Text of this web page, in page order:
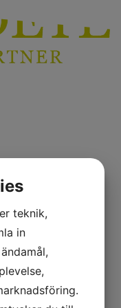
teknik,
in